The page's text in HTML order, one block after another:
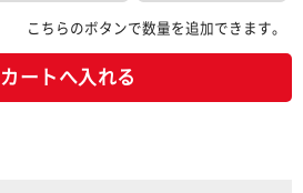
こちらのボタンで数量を追加できます。
カートへ入れる